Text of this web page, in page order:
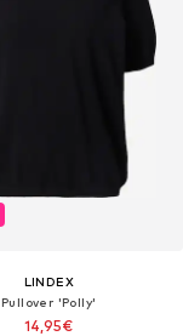
LINDEX
Pullover 'Polly'
14,95€